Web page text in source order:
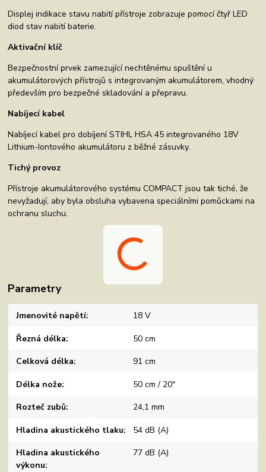
Displej indikace stavu nabití přístroje zobrazuje pomocí čtyř LED
diod stav nabití baterie.
Aktivační klíč
Bezpečnostní prvek zamezující nechtěnému spuštění u
akumulátorových přístrojů s integrovaným akumulátorem, vhodný
především pro bezpečné skladování a přepravu.
Nabíjecí kabel
Nabíjecí kabel pro dobíjení STIHL HSA 45 integrovaného 18V
Lithium-Iontového akumulátoru z běžné zásuvky.
Tichý provoz
Přístroje akumulátorového systému COMPACT jsou tak tiché, že
nevyžadují, aby byla obsluha vybavena speciálními pomůckami na
ochranu sluchu.
Parametry
Jmenovité napětí 18 V
Řezná délka 50 cm
Celková délka 91 cm
Délka nože 50 cm / 20"
Rozteč zubů 24,1 mm
Hladina akustického tlaku 54 dB (A)
Hladina akustického
výkonu
77 dB (A)